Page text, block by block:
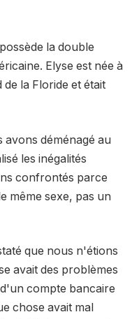
la double
Elyse est née à
de la Floride et était
déménagé au
les inégalités
confrontés parce
même sexe, pas un
que nous n'étions
avait des problèmes
compte bancaire
chose avait mal